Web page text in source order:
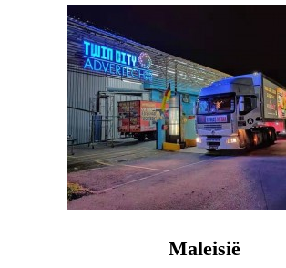
Maleisië